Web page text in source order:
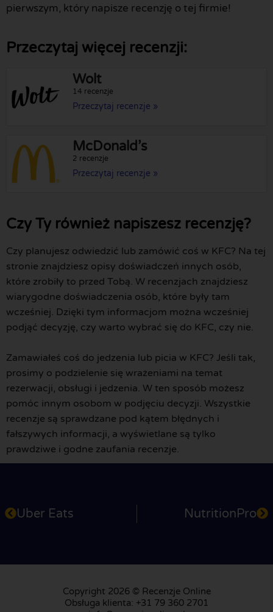
pierwszym, który napisze recenzję o tej firmie!
Przeczytaj więcej recenzji:
Wolt
14 recenzje
Przeczytaj recenzje »
McDonald’s
2 recenzje
Przeczytaj recenzje »
Czy Ty również napiszesz recenzję?
Czy planujesz odwiedzić lub zamówić coś w KFC? Na tej
stronie znajdziesz opisy doświadczeń innych osób,
które zrobiły to przed Tobą. W recenzjach znajdziesz
wiarygodne doświadczenia osób, które były tam
wcześniej. Dzięki tym informacjom można wcześniej
podjąć decyzję, czy warto wybrać się do KFC, czy nie.
Zamawiałeś coś do jedzenia lub picia w KFC? Jeśli tak,
prosimy o podzielenie się wrażeniami na temat
rezerwacji, obsługi i jedzenia. W ten sposób możesz
pomóc innym osobom w podjęciu decyzji. Wszystkie
recenzje są sprawdzane pod kątem błędnych i
fałszywych informacji, a wyświetlane są tylko
prawdziwe i godne zaufania recenzje.
Uber Eats NutritionPro
Copyright 2026 © Recenzje Online
Obsługa klienta: +31 79 360 2701